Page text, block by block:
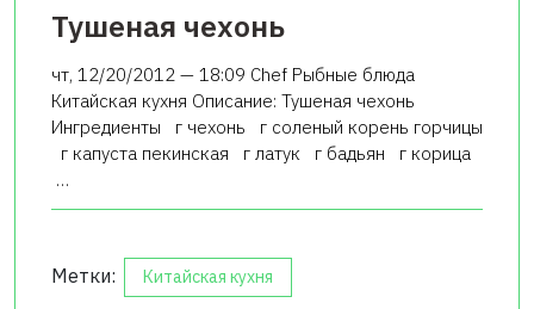
Тушеная чехонь
чт, 12/20/2012 — 18:09 Chef Рыбные блюда
Китайская кухня Описание: Тушеная чехонь
Ингредиенты г чехонь г соленый корень горчицы
г капуста пекинская г латук г бадьян г корица
…
Метки: Китайская кухня